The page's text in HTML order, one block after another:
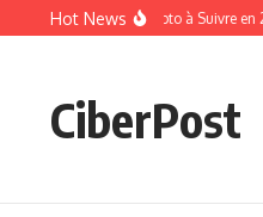
Aller au contenu
Hot News
Tendances Crypto à Suivre en 2026
CiberPost